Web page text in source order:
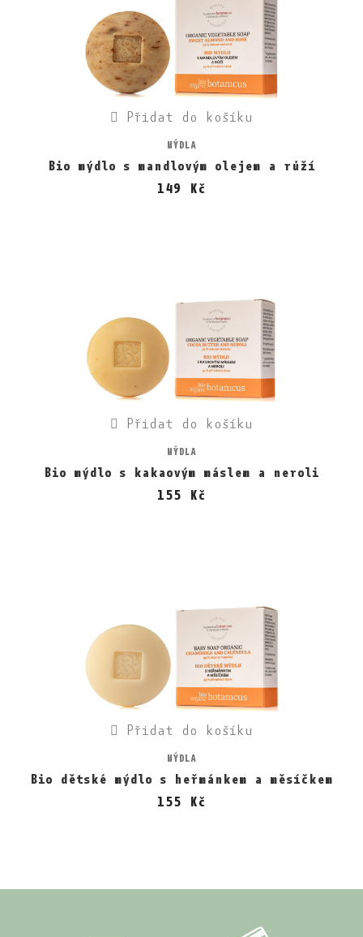
Přidat do košíku
MÝDLA
Bio mýdlo s mandlovým olejem a růží
149 Kč
Přidat do košíku
MÝDLA
Bio mýdlo s kakaovým máslem a neroli
155 Kč
Přidat do košíku
MÝDLA
Bio dětské mýdlo s heřmánkem a měsíčkem
155 Kč